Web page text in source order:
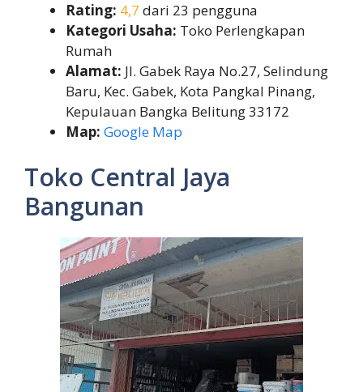
Rating: 4,7 dari 23 pengguna
Kategori Usaha: Toko Perlengkapan
Rumah
Alamat: Jl. Gabek Raya No.27, Selindung
Baru, Kec. Gabek, Kota Pangkal Pinang,
Kepulauan Bangka Belitung 33172
Map: Google Map
Toko Central Jaya
Bangunan